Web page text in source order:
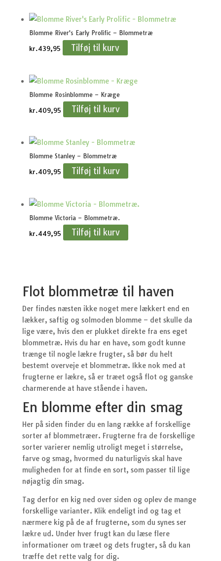
Blomme River's Early Prolific – Blommetræ
kr.439,95 Tilføj til kurv
Blomme Rosinblomme – Kræge
kr.409,95 Tilføj til kurv
Blomme Stanley – Blommetræ
kr.409,95 Tilføj til kurv
Blomme Victoria – Blommetræ.
kr.449,95 Tilføj til kurv
Flot blommetræ til haven
Der findes næsten ikke noget mere lækkert end en
lækker, saftig og solmoden blomme – det skulle da
lige være, hvis den er plukket direkte fra ens eget
blommetræ. Hvis du har en have, som godt kunne
trænge til nogle lækre frugter, så bør du helt
bestemt overveje et blommetræ. Ikke nok med at
frugterne er lækre, så er træet også flot og ganske
charmerende at have stående i haven.
En blomme efter din smag
Her på siden finder du en lang række af forskellige
sorter af blommetræer. Frugterne fra de forskellige
sorter varierer nemlig utroligt meget i størrelse,
farve og smag, hvormed du naturligvis skal have
muligheden for at finde en sort, som passer til lige
nøjagtig din smag.
Tag derfor en kig ned over siden og oplev de mange
forskellige varianter. Klik endeligt ind og tag et
nærmere kig på de af frugterne, som du synes ser
lækre ud. Under hver frugt kan du læse flere
informationer om træet og dets frugter, så du kan
træffe det rette valg for dig.